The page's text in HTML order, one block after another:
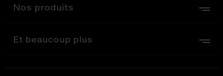
Nos produits
Et beaucoup plus